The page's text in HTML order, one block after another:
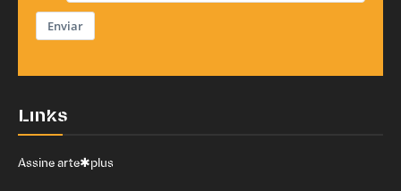
Enviar
Links
Assine arte✱plus